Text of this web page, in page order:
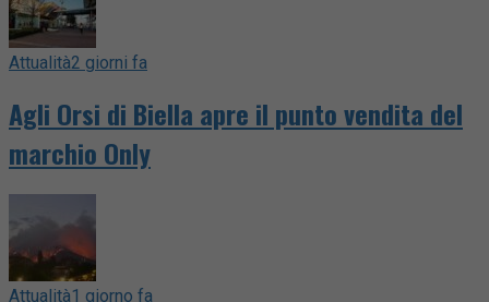
Attualità2 giorni fa
Agli Orsi di Biella apre il punto vendita del
marchio Only
Attualità1 giorno fa